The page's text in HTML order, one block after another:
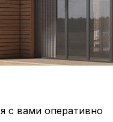
с вами оперативно